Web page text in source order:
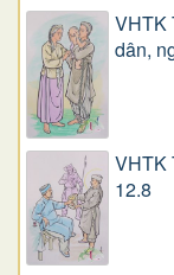
VHTK
dân,
VHTK
12.8